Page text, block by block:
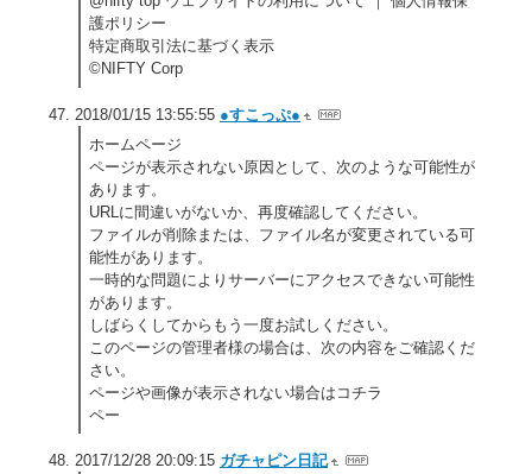
護ポリシー
特定商取引法に基づく表示
©NIFTY Corp
2018/01/15 13:55:55 ●すこっぷ●
ホームページ
ページが表示されない原因として、次のような可能性が
あります。
URLに間違いがないか、再度確認してください。
ファイルが削除または、ファイル名が変更されている可
能性があります。
一時的な問題によりサーバーにアクセスできない可能性
があります。
しばらくしてからもう一度お試しください。
このページの管理者様の場合は、次の内容をご確認くだ
さい。
ページや画像が表示されない場合はコチラ
ペー
2017/12/28 20:09:15 ガチャピン日記